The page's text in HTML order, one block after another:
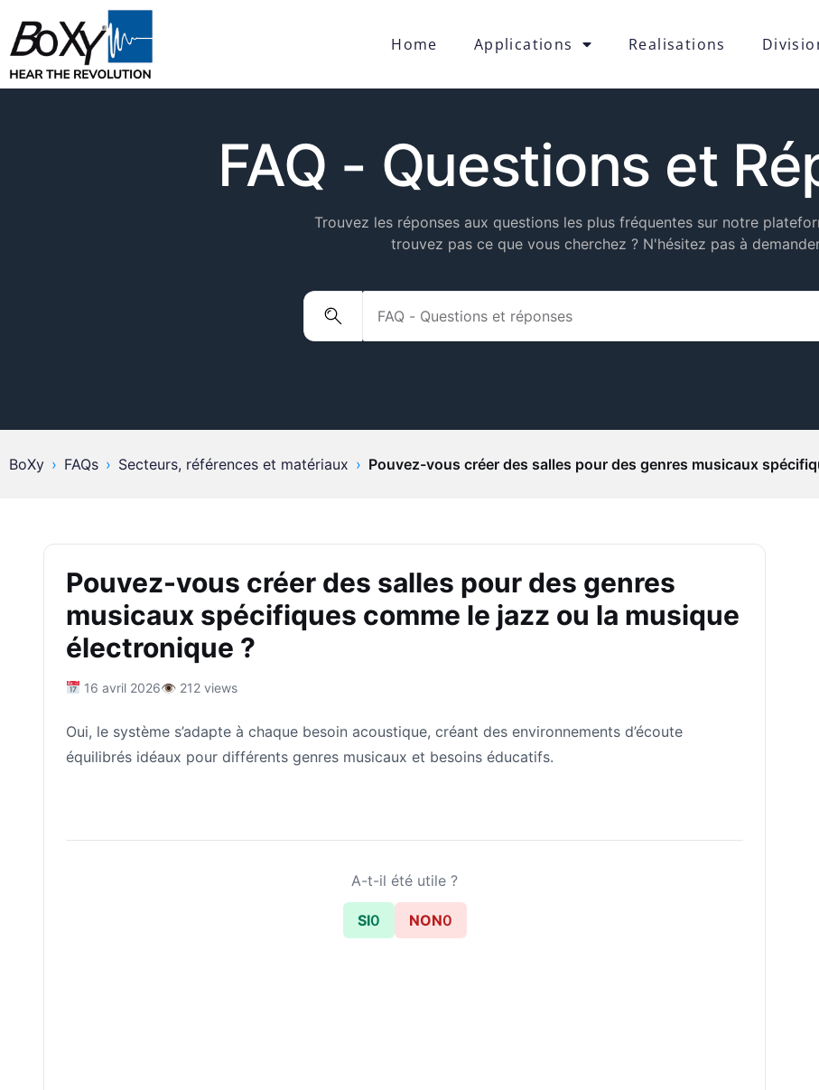
Home Applications Realisations
FAQ - Questions et
Trouvez les réponses aux questions les plus fréquentes sur notre
trouvez pas ce que vous cherchez ? N'hésitez pas à
BoXy › FAQs › Secteurs, références et matériaux › Pouvez-vous créer des salles pour des genres musicaux
Pouvez-vous créer des salles pour des genres
musicaux spécifiques comme le jazz ou la musique
électronique ?
16 avril 2026👁 212 views
Oui, le système s’adapte à chaque besoin acoustique, créant des environnements d’écoute
équilibrés idéaux pour différents genres musicaux et besoins éducatifs.
A-t-il été utile ?
SI0 NON0